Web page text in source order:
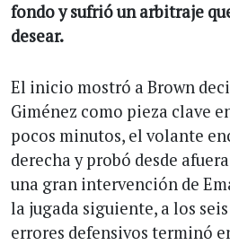
fondo y sufrió un arbitraje
desear.
El inicio mostró a Brown
Giménez como pieza clave
pocos minutos, el volante
derecha y probó desde
una gran intervención de
la jugada siguiente, a los
errores defensivos terminó